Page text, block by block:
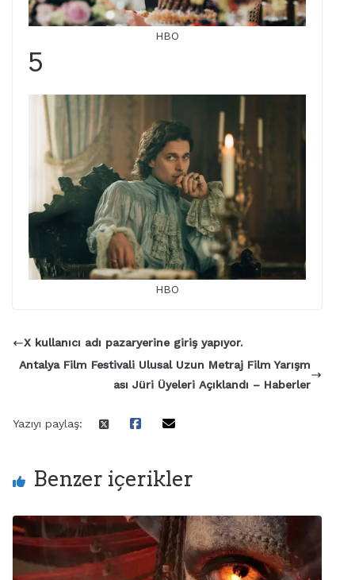
HBO
5
HBO
X kullanıcı adı pazaryerine giriş yapıyor.
Antalya Film Festivali Ulusal Uzun Metraj Film Yarışm
ası Jüri Üyeleri Açıklandı – Haberler
Yazıyı paylaş:
Benzer içerikler